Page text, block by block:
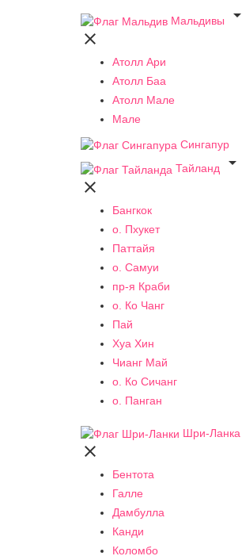
Мальдивы


Атолл Ари
Атолл Баа
Атолл Мале
Мале
Сингапур
Тайланд


Бангкок
о. Пхукет
Паттайя
о. Самуи
пр-я Краби
о. Ко Чанг
Пай
Хуа Хин
Чианг Май
о. Ко Сичанг
о. Панган
Шри-Ланка

Бентота
Галле
Дамбулла
Канди
Коломбо